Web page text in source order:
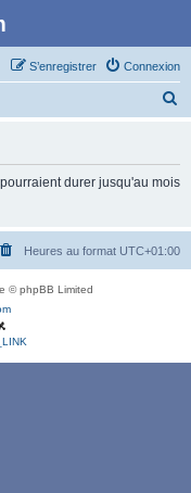
Connexion
S’enregistrer
c
durer jusqu'au mois
Heures au format UTC+01:00
© phpBB Limited